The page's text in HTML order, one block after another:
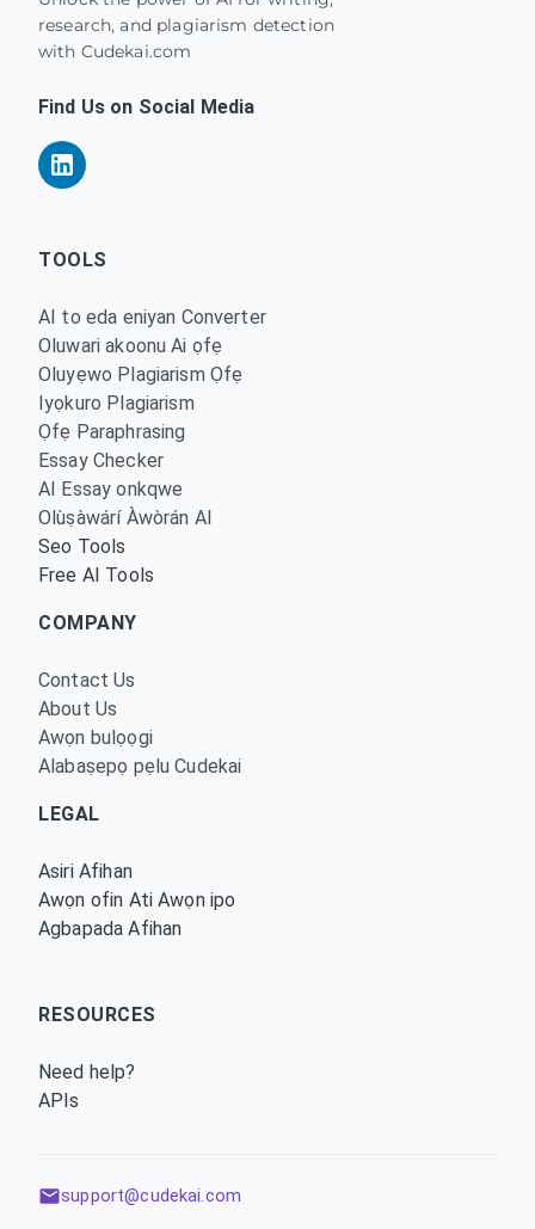
research, and plagiarism detection
with Cudekai.com
Find Us on Social Media
TOOLS
AI to eda eniyan Converter
Oluwari akoonu Ai ọfẹ
Oluyẹwo Plagiarism Ọfẹ
Iyọkuro Plagiarism
Ọfẹ Paraphrasing
Essay Checker
AI Essay onkqwe
Olùṣàwárí Àwòrán AI
Seo Tools
Free AI Tools
COMPANY
Contact Us
About Us
Awọn bulọọgi
Alabaṣepọ pẹlu Cudekai
LEGAL
Asiri Afihan
Awọn ofin Ati Awọn ipo
Agbapada Afihan
RESOURCES
Need help?
APIs
support@cudekai.com